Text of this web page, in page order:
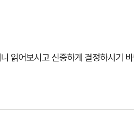
읽어보시고 신중하게 결정하시기